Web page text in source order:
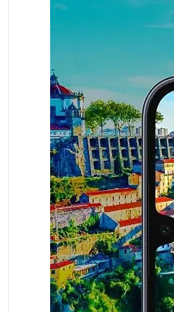
3G честоти
HSDPA 850
4G честоти
1, 3, 5, 7,
Съдържание на кутия:
:3800873103825
:SM-A165FLGBEUE